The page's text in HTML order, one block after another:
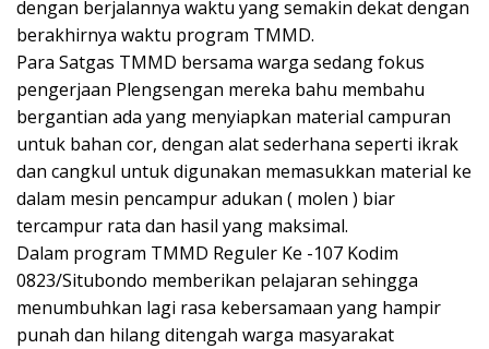
dengan berjalannya waktu yang semakin dekat dengan
berakhirnya waktu program TMMD.
Para Satgas TMMD bersama warga sedang fokus
pengerjaan Plengsengan mereka bahu membahu
bergantian ada yang menyiapkan material campuran
untuk bahan cor, dengan alat sederhana seperti ikrak
dan cangkul untuk digunakan memasukkan material ke
dalam mesin pencampur adukan ( molen ) biar
tercampur rata dan hasil yang maksimal.
Dalam program TMMD Reguler Ke -107 Kodim
0823/Situbondo memberikan pelajaran sehingga
menumbuhkan lagi rasa kebersamaan yang hampir
punah dan hilang ditengah warga masyarakat